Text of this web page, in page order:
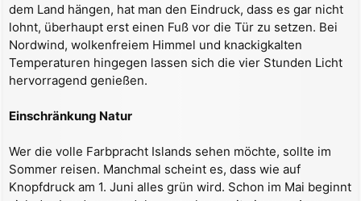
dem Land hängen, hat man den Eindruck, dass es gar nicht
lohnt, überhaupt erst einen Fuß vor die Tür zu setzen. Bei
Nordwind, wolkenfreiem Himmel und knackigkalten
Temperaturen hingegen lassen sich die vier Stunden Licht
hervorragend genießen.
Einschränkung Natur
Wer die volle Farbpracht Islands sehen möchte, sollte im
Sommer reisen. Manchmal scheint es, dass wie auf
Knopfdruck am 1. Juni alles grün wird. Schon im Mai beginnt